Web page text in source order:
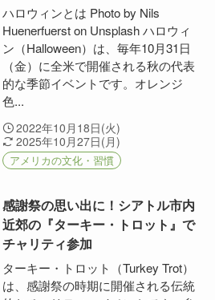
ハロウィンとは Photo by Nils
Huenerfuerst on Unsplash ハロウィ
ン（Halloween）は、毎年10月31日
（金）に全米で開催される秋の代表
的な季節イベントです。オレンジ
色...
2022年10月18日(火)
2025年10月27日(月)
アメリカの文化・習慣
感謝祭の思い出に！シアトル市内
近郊の『ターキー・トロット』で
チャリティ参加
ターキー・トロット（Turkey Trot）
は、感謝祭の時期に開催される伝統